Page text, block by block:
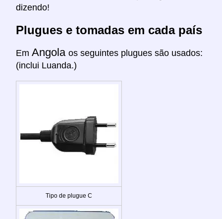
dizendo!
Plugues e tomadas em cada país
Em Angola os seguintes plugues são usados:
(inclui Luanda.)
Tipo de plugue C